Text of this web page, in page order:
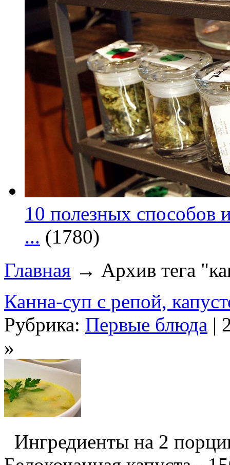
10 полезных способов
... (1780)
Главная → Архив тега
Канна-суп с репой,
Рубрика: Первые блюда |
»
Ингредиенты на 2